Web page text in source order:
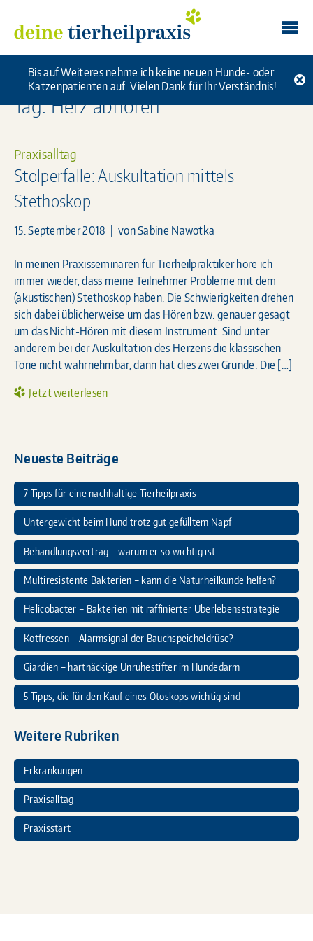
Bis auf Weiteres nehme ich keine neuen Hunde- oder
Katzenpatienten auf. Vielen Dank für Ihr Verständnis!
content
Deine Tierheilpraxis
Tag: Herz abhören
Praxisalltag
Stolperfalle: Auskultation mittels
Stethoskop
15. September 2018 | vonSabine Nawotka
In meinen Praxisseminaren für Tierheilpraktiker höre ich
immer wieder, dass meine Teilnehmer Probleme mit dem
(akustischen) Stethoskop haben. Die Schwierigkeiten drehen
sich dabei üblicherweise um das Hören bzw. genauer gesagt
um das Nicht-Hören mit diesem Instrument. Sind unter
anderem bei der Auskultation des Herzens die klassischen
Töne nicht wahrnehmbar, dann hat dies zwei Gründe: Die […]
Jetzt weiterlesen
Neueste Beiträge
7 Tipps für eine nachhaltige Tierheilpraxis
Untergewicht beim Hund trotz gut gefülltem Napf
Behandlungsvertrag – warum er so wichtig ist
Multiresistente Bakterien – kann die Naturheilkunde helfen?
Helicobacter – Bakterien mit raffinierter Überlebensstrategie
Kotfressen – Alarmsignal der Bauchspeicheldrüse?
Giardien – hartnäckige Unruhestifter im Hundedarm
5 Tipps, die für den Kauf eines Otoskops wichtig sind
Weitere Rubriken
Erkrankungen
Praxisalltag
Praxisstart